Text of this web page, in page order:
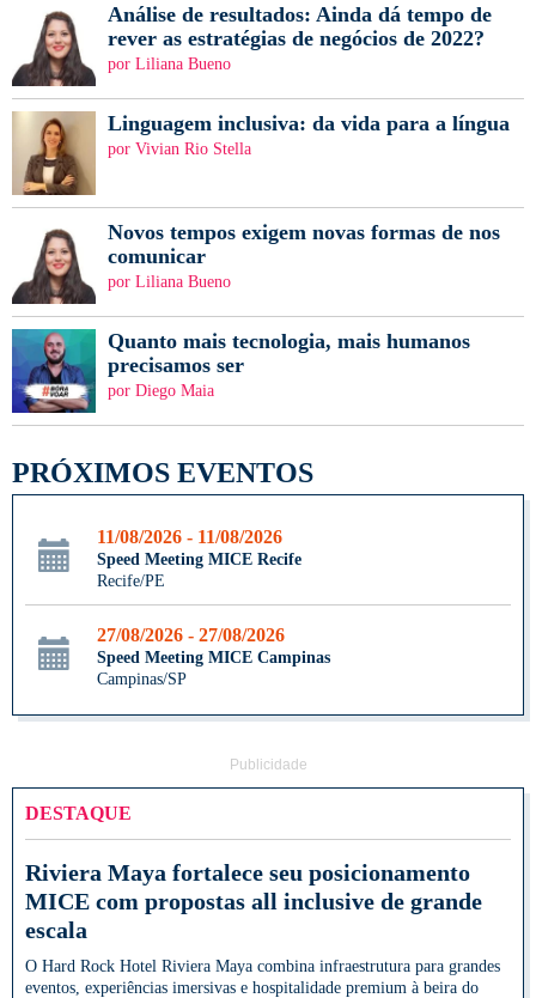
Análise de resultados: Ainda dá tempo de
rever as estratégias de negócios de 2022?
por Liliana Bueno
Linguagem inclusiva: da vida para a língua
por Vivian Rio Stella
Novos tempos exigem novas formas de nos
comunicar
por Liliana Bueno
Quanto mais tecnologia, mais humanos
precisamos ser
por Diego Maia
PRÓXIMOS EVENTOS
11/08/2026 - 11/08/2026
Speed Meeting MICE Recife
Recife/PE
27/08/2026 - 27/08/2026
Speed Meeting MICE Campinas
Campinas/SP
Publicidade
DESTAQUE
Riviera Maya fortalece seu posicionamento
MICE com propostas all inclusive de grande
escala
O Hard Rock Hotel Riviera Maya combina infraestrutura para grandes
eventos, experiências imersivas e hospitalidade premium à beira do